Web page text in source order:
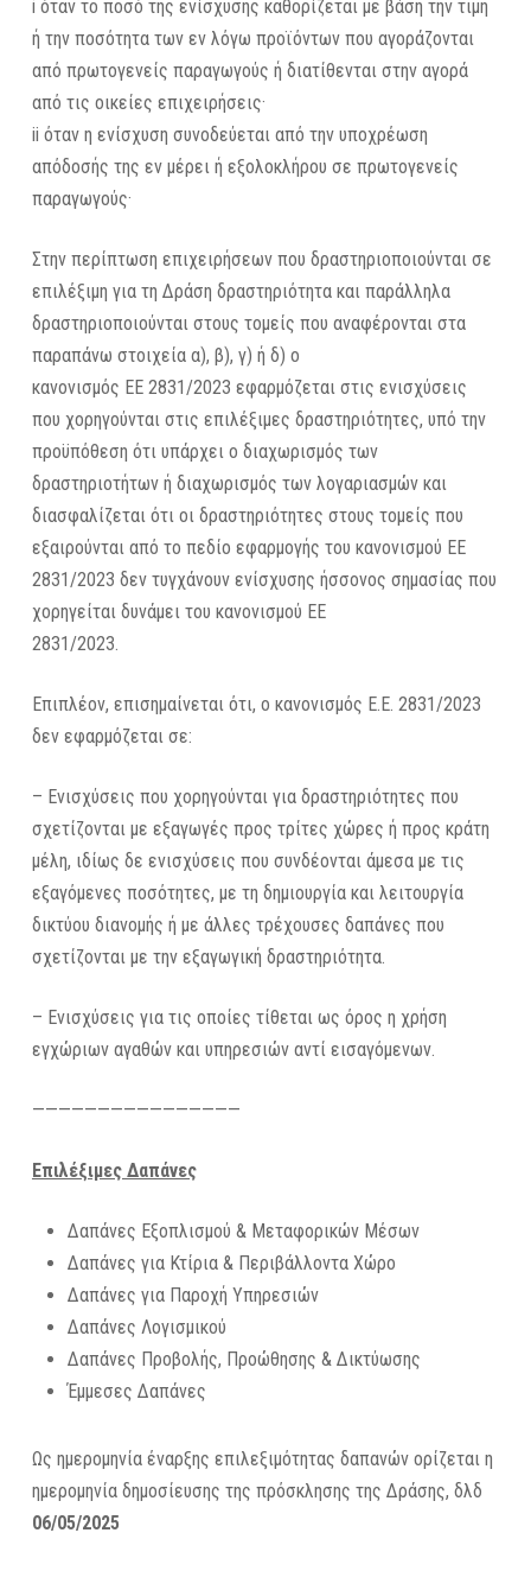
i όταν το ποσό της ενίσχυσης καθορίζεται με βάση την τιμή
ή την ποσότητα των εν λόγω προϊόντων που αγοράζονται
από πρωτογενείς παραγωγούς ή διατίθενται στην αγορά
από τις οικείες επιχειρήσεις·
ii όταν η ενίσχυση συνοδεύεται από την υποχρέωση
απόδοσής της εν μέρει ή εξολοκλήρου σε πρωτογενείς
παραγωγούς·
Στην περίπτωση επιχειρήσεων που δραστηριοποιούνται σε
επιλέξιμη για τη Δράση δραστηριότητα και παράλληλα
δραστηριοποιούνται στους τομείς που αναφέρονται στα
παραπάνω στοιχεία α), β), γ) ή δ) ο
κανονισμός ΕΕ 2831/2023 εφαρμόζεται στις ενισχύσεις
που χορηγούνται στις επιλέξιμες δραστηριότητες, υπό την
προϋπόθεση ότι υπάρχει ο διαχωρισμός των
δραστηριοτήτων ή διαχωρισμός των λογαριασμών και
διασφαλίζεται ότι οι δραστηριότητες στους τομείς που
εξαιρούνται από το πεδίο εφαρμογής του κανονισμού ΕΕ
2831/2023 δεν τυγχάνουν ενίσχυσης ήσσονος σημασίας που
χορηγείται δυνάμει του κανονισμού ΕΕ
2831/2023.
Επιπλέον, επισημαίνεται ότι, ο κανονισμός Ε.Ε. 2831/2023
δεν εφαρμόζεται σε:
– Ενισχύσεις που χορηγούνται για δραστηριότητες που
σχετίζονται με εξαγωγές προς τρίτες χώρες ή προς κράτη
μέλη, ιδίως δε ενισχύσεις που συνδέονται άμεσα με τις
εξαγόμενες ποσότητες, με τη δημιουργία και λειτουργία
δικτύου διανομής ή με άλλες τρέχουσες δαπάνες που
σχετίζονται με την εξαγωγική δραστηριότητα.
– Ενισχύσεις για τις οποίες τίθεται ως όρος η χρήση
εγχώριων αγαθών και υπηρεσιών αντί εισαγόμενων.
————————————————
Επιλέξιμες Δαπάνες
Δαπάνες Εξοπλισμού & Μεταφορικών Μέσων
Δαπάνες για Κτίρια & Περιβάλλοντα Χώρο
Δαπάνες για Παροχή Υπηρεσιών
Δαπάνες Λογισμικού
Δαπάνες Προβολής, Προώθησης & Δικτύωσης
Έμμεσες Δαπάνες
Ως ημερομηνία έναρξης επιλεξιμότητας δαπανών ορίζεται η
ημερομηνία δημοσίευσης της πρόσκλησης της Δράσης, δλδ
06/05/2025